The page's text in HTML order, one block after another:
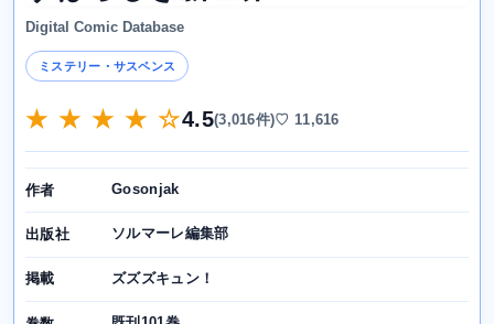
Digital Comic Database
ミステリー・サスペンス
★ ★ ★ ★ ☆4.5(3,016件)♡ 11,616
作者 Gosonjak
出版社 ソルマーレ編集部
掲載 ズズズキュン！